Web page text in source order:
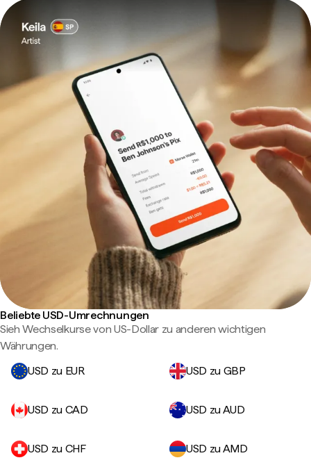
Beliebte USD-Umrechnungen
Sieh Wechselkurse von US-Dollar zu anderen wichtigen
Währungen.
USD zu EUR
USD zu GBP
USD zu CAD USD zu AUD
USD zu CHF USD zu AMD